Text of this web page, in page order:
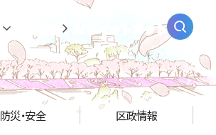
AIチャットボット
防災・安全 区政情報